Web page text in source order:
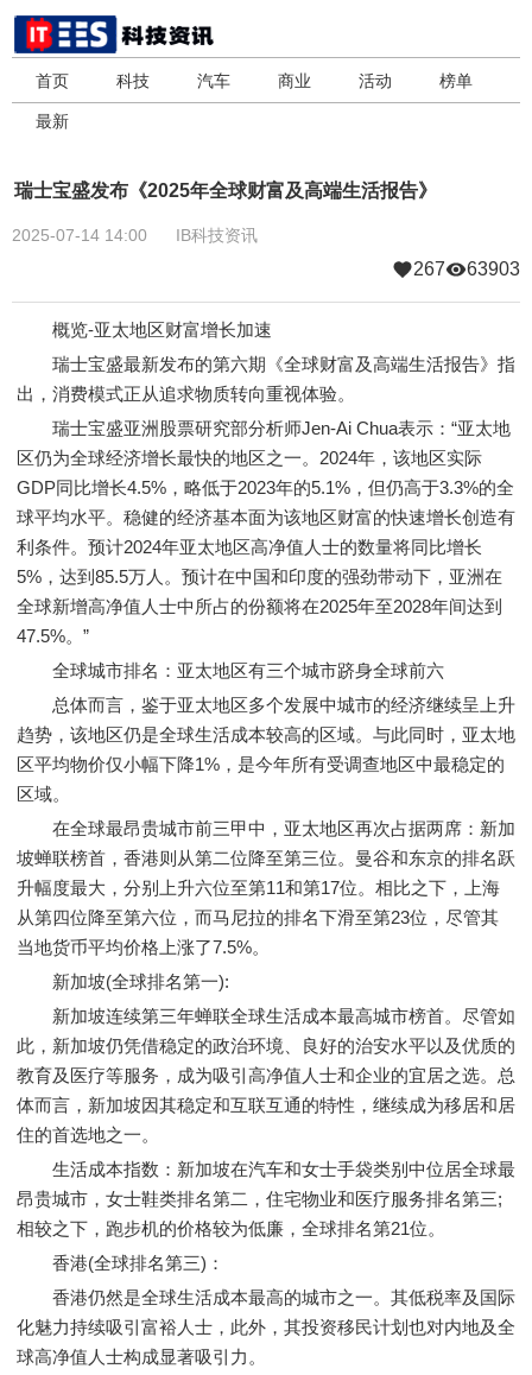
首页 科技 汽车 商业 活动 榜单
最新
瑞士宝盛发布《2025年全球财富及高端生活报告》
2025-07-14 14:00 IB科技资讯
267 63903
概览-亚太地区财富增长加速
瑞士宝盛最新发布的第六期《全球财富及高端生活报告》指
出，消费模式正从追求物质转向重视体验。
瑞士宝盛亚洲股票研究部分析师Jen-Ai Chua表示：“亚太地
区仍为全球经济增长最快的地区之一。2024年，该地区实际
GDP同比增长4.5%，略低于2023年的5.1%，但仍高于3.3%的全
球平均水平。稳健的经济基本面为该地区财富的快速增长创造有
利条件。预计2024年亚太地区高净值人士的数量将同比增长
5%，达到85.5万人。预计在中国和印度的强劲带动下，亚洲在
全球新增高净值人士中所占的份额将在2025年至2028年间达到
47.5%。”
全球城市排名：亚太地区有三个城市跻身全球前六
总体而言，鉴于亚太地区多个发展中城市的经济继续呈上升
趋势，该地区仍是全球生活成本较高的区域。与此同时，亚太地
区平均物价仅小幅下降1%，是今年所有受调查地区中最稳定的
区域。
在全球最昂贵城市前三甲中，亚太地区再次占据两席：新加
坡蝉联榜首，香港则从第二位降至第三位。曼谷和东京的排名跃
升幅度最大，分别上升六位至第11和第17位。相比之下，上海
从第四位降至第六位，而马尼拉的排名下滑至第23位，尽管其
当地货币平均价格上涨了7.5%。
新加坡(全球排名第一):
新加坡连续第三年蝉联全球生活成本最高城市榜首。尽管如
此，新加坡仍凭借稳定的政治环境、良好的治安水平以及优质的
教育及医疗等服务，成为吸引高净值人士和企业的宜居之选。总
体而言，新加坡因其稳定和互联互通的特性，继续成为移居和居
住的首选地之一。
生活成本指数：新加坡在汽车和女士手袋类别中位居全球最
昂贵城市，女士鞋类排名第二，住宅物业和医疗服务排名第三;
相较之下，跑步机的价格较为低廉，全球排名第21位。
香港(全球排名第三)：
香港仍然是全球生活成本最高的城市之一。其低税率及国际
化魅力持续吸引富裕人士，此外，其投资移民计划也对内地及全
球高净值人士构成显著吸引力。